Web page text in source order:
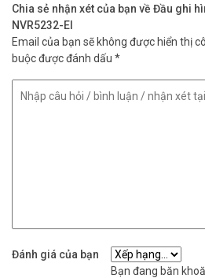
Chia sẻ nhận xét của bạn về Đầu ghi
NVR5232-EI
Email của bạn sẽ không được hiển thị
buộc được đánh dấu *
Đánh giá của bạn
Bạn đang băn